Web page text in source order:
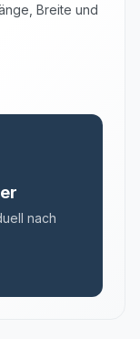
Breite und
nach